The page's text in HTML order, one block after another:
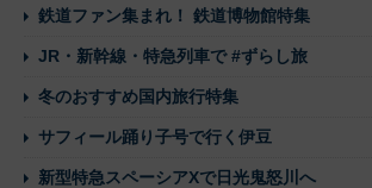
鉄道ファン集まれ！ 鉄道博物館特集
JR・新幹線・特急列車で #ずらし旅
冬のおすすめ国内旅行特集
サフィール踊り子号で行く伊豆
新型特急スペーシアXで日光鬼怒川へ